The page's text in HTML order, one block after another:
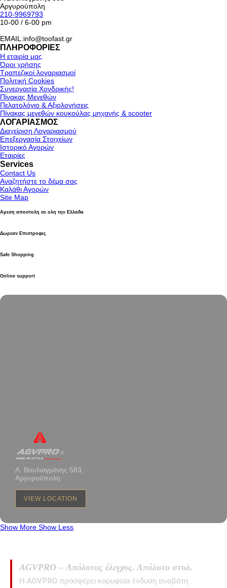
Αργυρούπολη
210-9969793
10-00 / 6-00 pm
EMAIL:info@toofast.gr
ΠΛΗΡΟΦΟΡΙΕΣ
Η εταιρία μας
Όροι χρήσης
Τραπεζικοί λογαριασμοί
Πολιτική Cookies
Συνεργασία Χονδρικής!
Πίνακας Μεγεθών
Πελατολόγιο & Αξιολογήσεις
Πίνακας μεγεθών κουκούλας μηχανής & scooter
ΛΟΓΑΡΙΑΣΜΟΣ
Διαχείριση Λογαριασμού
Επεξεργασία Στοιχείων
Ιστορικό Αγορών
Εταιρίες
Services
Contact Us
Αναζητήστε το δέμα σας
Καλάθι Αγορών
Site Map
Αμεση αποστολη σε ολη την Ελλαδα
Δωρεαν Επιστροφες
Safe Shopping
Online support
Λ. Βουλιαγμένης 583,
Αργυρούπολη
VIEW LOCATION
Show More Show Less
AGVPRO – Απόλυτος έλεγχος. Απόλυτο στυλ.
Η AGVPRO προσφέρει κορυφαία ένδυση αναβάτη